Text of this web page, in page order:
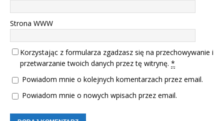
Strona WWW
Korzystając z formularza zgadzasz się na przechowywanie i
przetwarzanie twoich danych przez tę witrynę. *
Powiadom mnie o kolejnych komentarzach przez email.
Powiadom mnie o nowych wpisach przez email.